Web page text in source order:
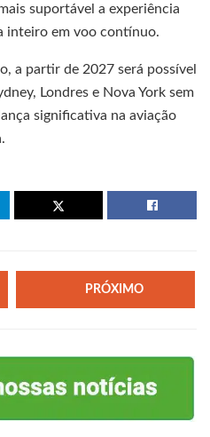
suportável a experiência
inteiro em voo contínuo.
a partir de 2027 será possível
Londres e Nova York sem
significativa na aviação
PRÓXIMO